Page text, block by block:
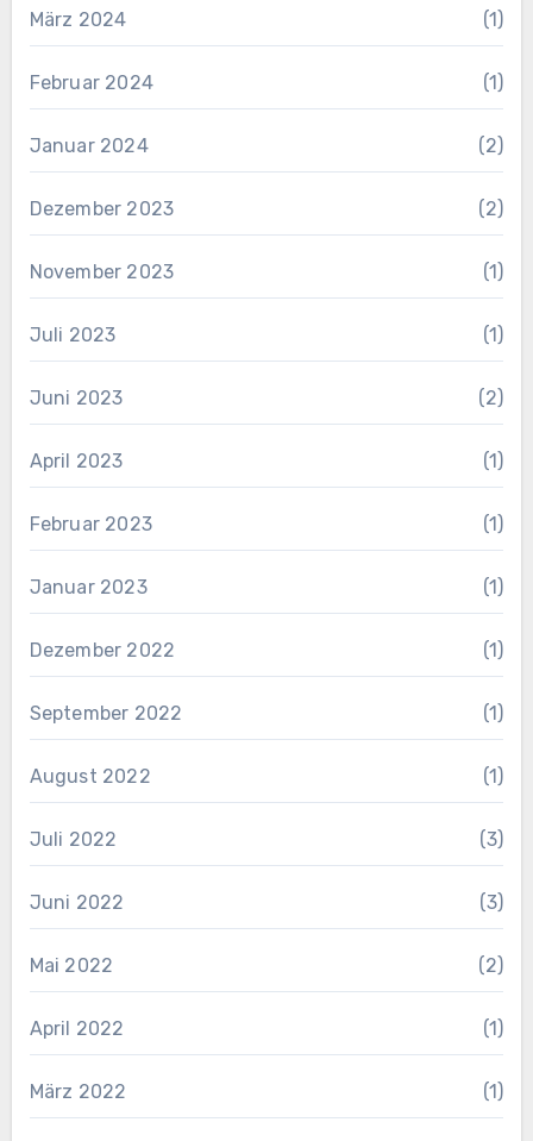
März 2024 (1)
Februar 2024 (1)
Januar 2024 (2)
Dezember 2023 (2)
November 2023 (1)
Juli 2023 (1)
Juni 2023 (2)
April 2023 (1)
Februar 2023 (1)
Januar 2023 (1)
Dezember 2022 (1)
September 2022 (1)
August 2022 (1)
Juli 2022 (3)
Juni 2022 (3)
Mai 2022 (2)
April 2022 (1)
März 2022 (1)